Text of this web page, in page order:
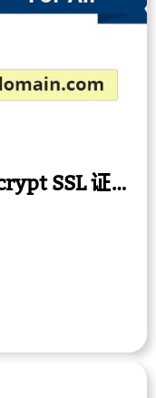
使用 Lego 申请 Let‘s Encrypt SSL 证书